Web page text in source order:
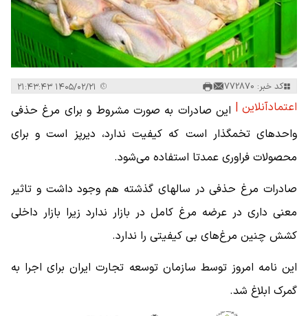
کد خبر: 772870
اعتمادآنلاین | این صادرات به صورت مشروط و برای مرغ حذفی
واحدهای تخمگذار است که کیفیت ندارد، دیرپز است و برای
محصولات فراوری عمدتا استفاده می‌شود.
صادرات مرغ حذفی در سالهای گذشته هم وجود داشت و تاثیر
معنی داری در عرضه مرغ کامل در بازار ندارد زیرا بازار داخلی
کشش چنین مرغ‌های بی کیفیتی را ندارد.
این نامه امروز توسط سازمان توسعه تجارت ایران برای اجرا به
گمرک ابلاغ شد.